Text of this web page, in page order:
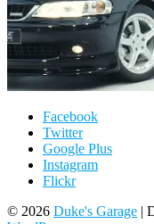
Facebook
Twitter
Google Plus
Instagram
Flickr
© 2026 Duke's Garage |